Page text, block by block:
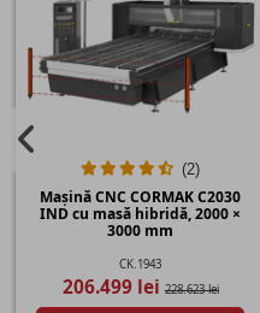
Mașină CNC CORMAK C2030
IND cu masă hibridă, 2000 ×
3000 mm
CK.1943
(2)
206.499 lei228.623 lei